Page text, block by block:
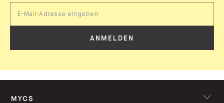
ANMELDEN
MYCS